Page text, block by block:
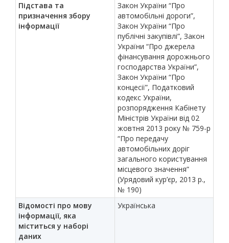
Підстава та
призначення збору
інформації
Закон України “Про
автомобільні дороги”,
Закон України “Про
публічні закупівлі”, Закон
України “Про джерела
фінансування дорожнього
господарства України”,
Закон України “Про
концесії”, Податковий
кодекс України,
розпорядження Кабінету
Міністрів України від 02
жовтня 2013 року № 759-р
“Про передачу
автомобільних доріг
загального користування
місцевого значення”
(Урядовий кур’єр, 2013 р.,
№ 190)
Відомості про мову
інформації, яка
міститься у наборі
даних
Українська